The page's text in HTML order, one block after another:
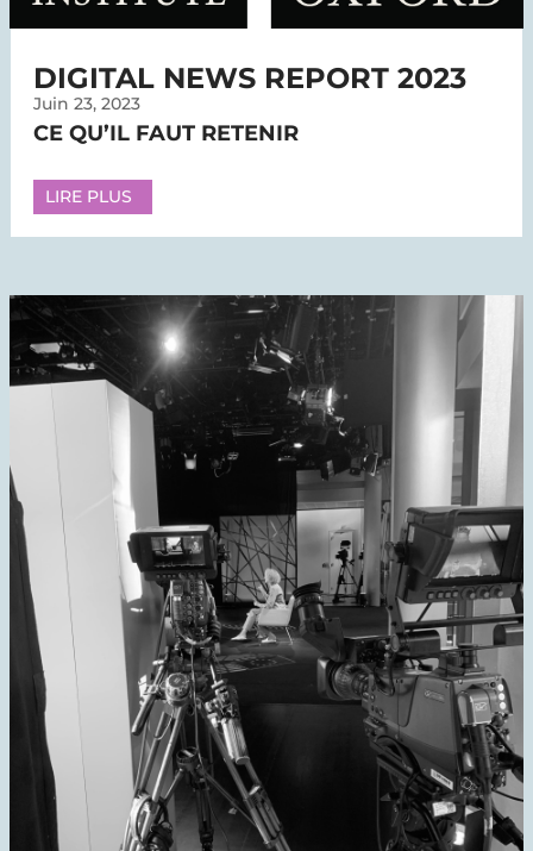
DIGITAL NEWS REPORT 2023
Juin 23, 2023
CE QU’IL FAUT RETENIR
LIRE PLUS